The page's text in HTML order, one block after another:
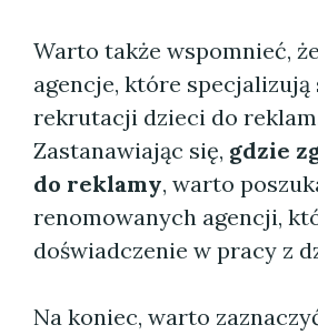
Warto także wspomnieć,
agencje, które specjalizują
rekrutacji dzieci do
Zastanawiając się, gdzie
do reklamy, warto
renomowanych agencji,
doświadczenie w pracy z
Na koniec, warto